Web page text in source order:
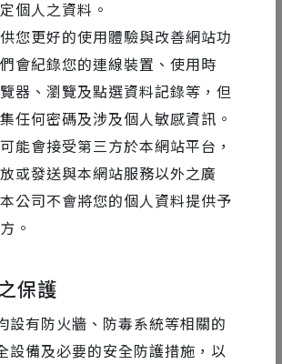
個人之資料。
您更好的使用體驗與改善網站功
會紀錄您的連線裝置、使用時
器、瀏覽及點選資料記錄等，但
任何密碼及涉及個人敏感資訊。
能會接受第三方於本網站平台，
或發送與本網站服務以外之廣
公司不會將您的個人資料提供予
。
保護
設有防火牆、防毒系統等相關的
設備及必要的安全防護措施，以
了插畫家合作，為各種困難的知識
單也更吸引人。